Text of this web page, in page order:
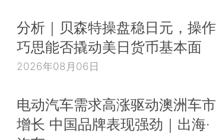
分析｜贝森特操盘稳日元，操作
巧思能否撬动美日货币基本面
2026年08月06日
电动汽车需求高涨驱动澳洲车市
增长 中国品牌表现强劲｜出海·